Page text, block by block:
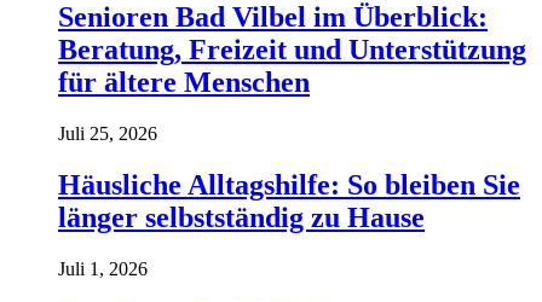
Senioren Bad Vilbel im Überblick:
Beratung, Freizeit und Unterstützung
für ältere Menschen
Juli 25, 2026
Häusliche Alltagshilfe: So bleiben Sie
länger selbstständig zu Hause
Juli 1, 2026